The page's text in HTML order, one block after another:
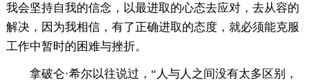
我会坚持自我的信念，以最进取的心态去应对，去从容的
解决，因为我相信，有了正确进取的态度，就必须能克服
工作中暂时的困难与挫折。
拿破仑·希尔以往说过，“人与人之间没有太多区别，